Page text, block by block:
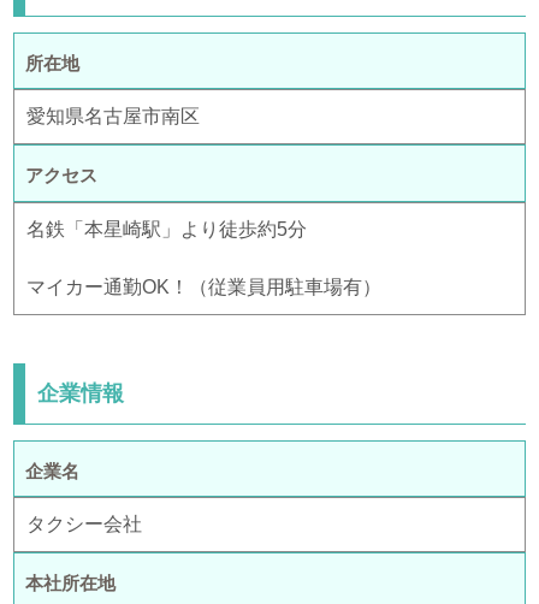
所在地
愛知県名古屋市南区
アクセス
名鉄「本星崎駅」より徒歩約5分
マイカー通勤OK！（従業員用駐車場有）
企業情報
企業名
タクシー会社
本社所在地